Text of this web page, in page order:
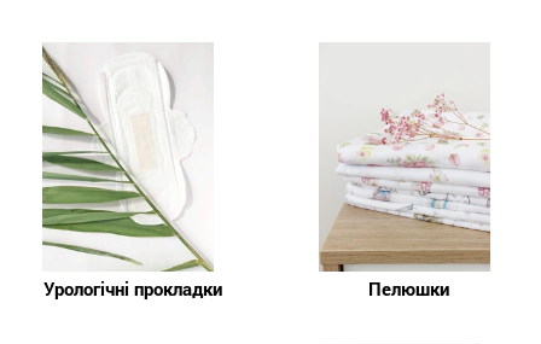
Урологічні прокладки Пелюшки